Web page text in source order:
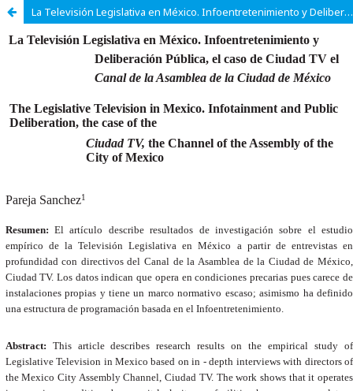
La Televisión Legislativa en México. Infoentretenimiento y Deliberación Pública, el caso de Ciudad TV el Canal de la Asamblea de la Ciudad de México